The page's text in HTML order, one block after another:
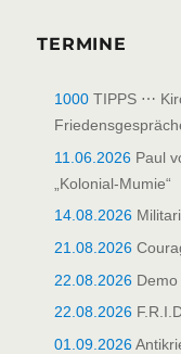
TERMINE
1000 TIPPS ⋯
11.06.2026 Paul
„Kolonial-Mumie“
14.08.2026
21.08.2026
22.08.2026 Demo
22.08.2026
01.09.2026